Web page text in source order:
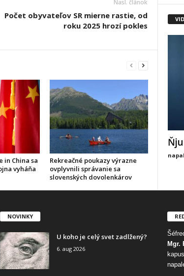
Nasl. článok
Počet obyvateľov SR mierne rastie, od
roku 2025 hrozí pokles
in China sa
vyháňa
Rekreačné poukazy výrazne
ovplyvnili správanie sa
slovenských dovolenkárov
NOVINKY
U koho je celý svet zadlžený?
6. aug 2026
Mgr.